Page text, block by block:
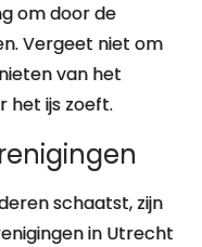
om door de
Vergeet niet om
van het
het ijs zoeft.
schaatst, zijn
in Utrecht